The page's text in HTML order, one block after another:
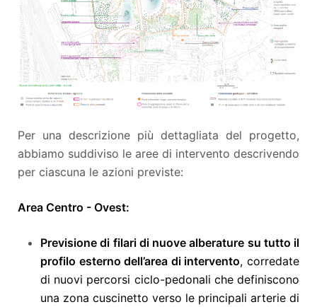
Per una descrizione più dettagliata del progetto,
abbiamo suddiviso le aree di intervento descrivendo
per ciascuna le azioni previste:
Area Centro - Ovest:
Previsione di filari di nuove alberature su tutto il
profilo esterno dell’area di intervento, corredate
di nuovi percorsi ciclo-pedonali che definiscono
una zona cuscinetto verso le principali arterie di